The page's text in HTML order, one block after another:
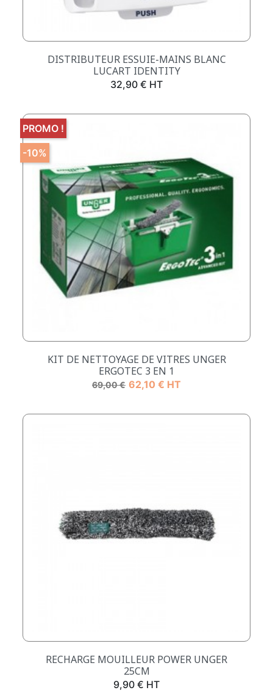
DISTRIBUTEUR ESSUIE-MAINS BLANC
LUCART IDENTITY
Prix
32,90 € HT
KIT DE NETTOYAGE DE VITRES UNGER
ERGOTEC 3 EN 1
Prix de base
69,00 € Prix
62,10 € HT
PROMO !
-10%
RECHARGE MOUILLEUR POWER UNGER
25CM
Prix
9,90 € HT